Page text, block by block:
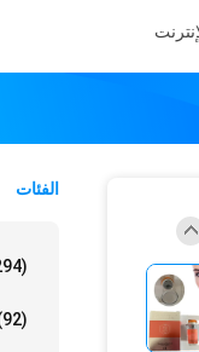
الفئات
(294)
(92)